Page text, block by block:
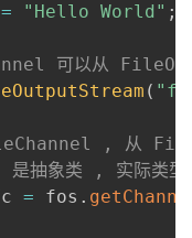
= "Hello World" ;
可以从
(
, 从
抽象类 , 实际类
= fos .